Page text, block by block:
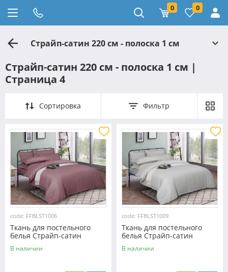
0 0
Страйп-сатин 220 см - полоска 1 см
Страйп-сатин 220 см - полоска 1 см |
Страница 4
Сортировка Фильтр
code: FFBLST1006
Ткань для постельного
белья Страйп-сатин
ST1006 (50м)
В наличии
code: FFBLST1009
Ткань для постельного
белья Страйп-сатин
ST1009 (50м)
В наличии